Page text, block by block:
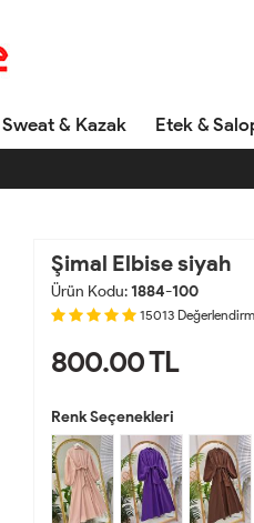
Sweat & Kazak Etek &
Şimal Elbise siyah
Ürün Kodu:1884-100
15013
800.00TL
Renk Seçenekleri